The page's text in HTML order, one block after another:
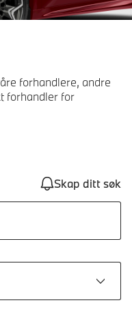
forhandlere, andre
forhandler for
Skap ditt søk